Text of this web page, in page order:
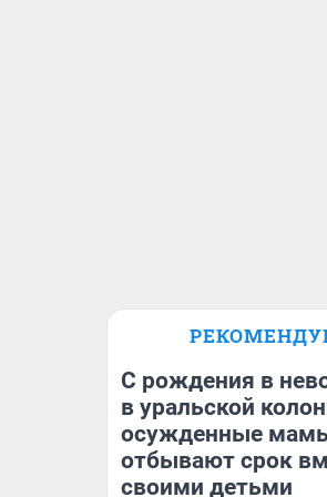
С рождения в
в уральской
осужденные
отбывают срок
своими детьми